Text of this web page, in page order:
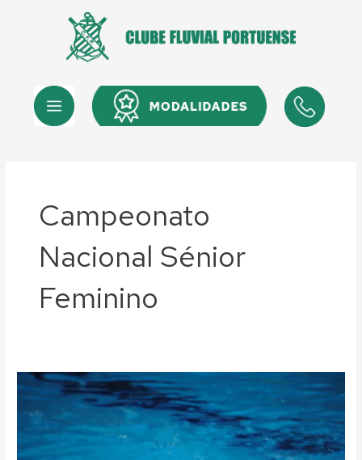
Menu Menu
Campeonato
Nacional Sénior
Feminino
Polo
Aquático:
Vitória
para
o